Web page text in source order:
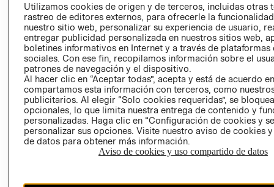
AVISO DE
PRIVACIDAD
GIFT CARD
AVISO DE
Utilizamos cookies de origen y de terceros, incluidas otras
rastreo de editores externos, para ofrecerle la
nuestro sitio web, personalizar su experiencia de usuario,
entregar publicidad personalizada en nuestros sitios web,
boletines informativos en Internet y a través de plataformas
sociales. Con ese fin, recopilamos información sobre el
patrones de navegación y el dispositivo.
Al hacer clic en “Aceptar todas”, acepta y está de acuerdo
compartamos esta información con terceros, como
publicitarios. Al elegir “Solo cookies requeridas”, se
opcionales, lo que limita nuestra entrega de contenido y
personalizadas. Haga clic en “Configuración de cookies y
personalizar sus opciones. Visite nuestro aviso de cookies
de datos para obtener más información.
Aviso de cookies y uso compartido de datos